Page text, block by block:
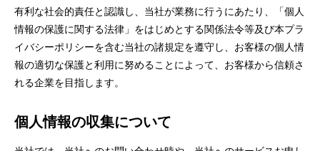
有利な社会的責任と認識し、当社が業務に行うにあたり、「個人
情報の保護に関する法律」をはじめとする関係法令等及び本プラ
イバシーポリシーを含む当社の諸規定を遵守し、お客様の個人情
報の適切な保護と利用に努めることによって、お客様から信頼さ
れる企業を目指します。
個人情報の収集について